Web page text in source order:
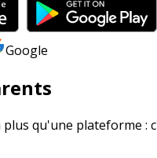
Google
qu'une plateforme :